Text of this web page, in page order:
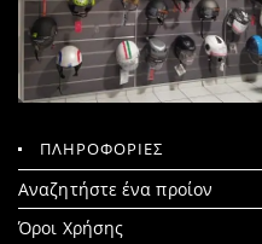
ΠΛΗΡΟΦΟΡΙΕΣ
Αναζητήστε ένα προίον
Search
for:
Όροι Χρήσης